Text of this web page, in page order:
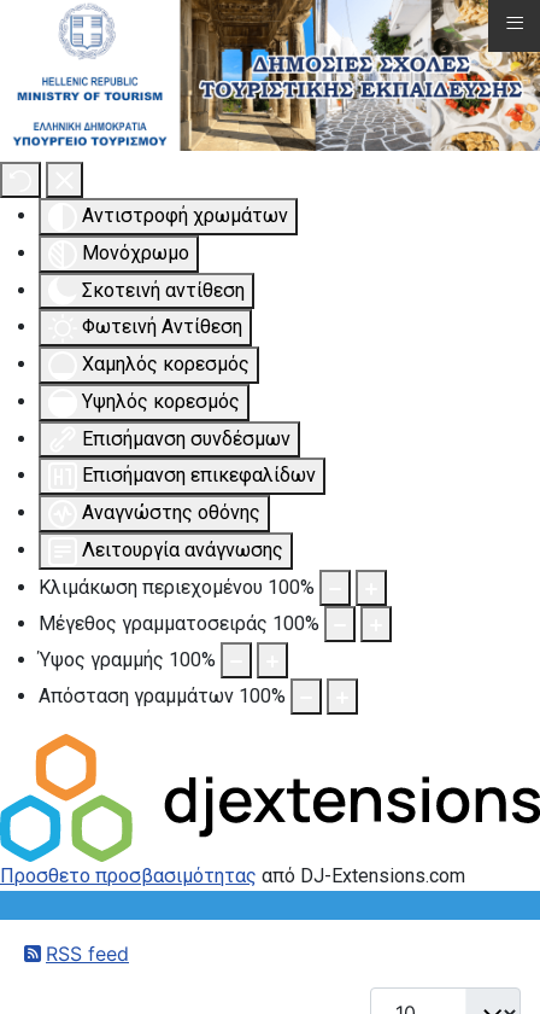
Εργαλειοθήκη Προσβασιμότητας
Αντιστροφή χρωμάτων
Μονόχρωμο
Σκοτεινή αντίθεση
Φωτεινή Αντίθεση
Χαμηλός κορεσμός
Υψηλός κορεσμός
Επισήμανση συνδέσμων
Επισήμανση επικεφαλίδων
Αναγνώστης οθόνης
Λειτουργία ανάγνωσης
Κλιμάκωση περιεχομένου 100%
Μέγεθος γραμματοσειράς 100%
Ύψος γραμμής 100%
Απόσταση γραμμάτων 100%
Προσθετο προσβασιμότητας από DJ-Extensions.com
RSS feed
Εμφάνιση #
≡